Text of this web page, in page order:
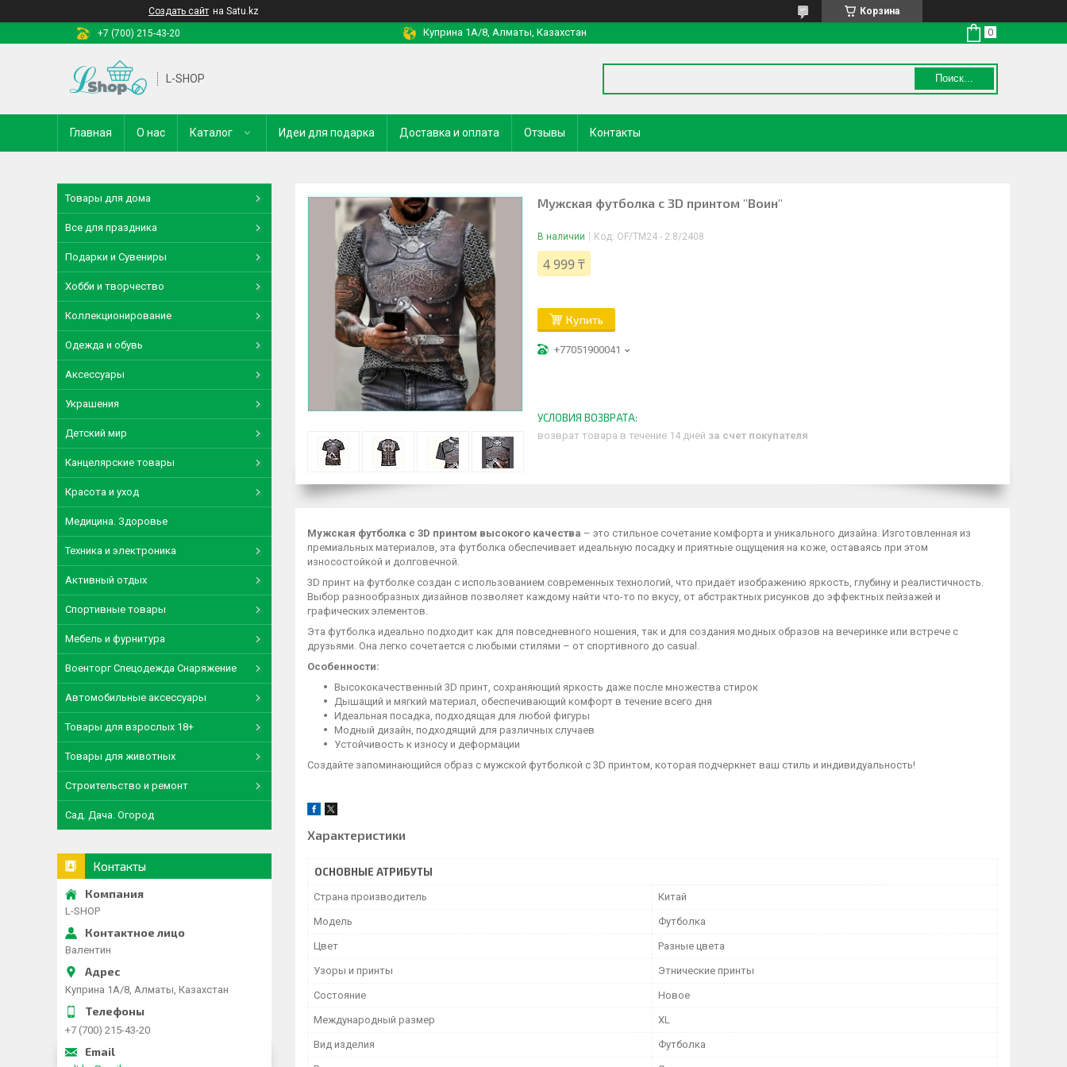
Создать сайт на Satu.kz
Корзина
+7 (700) 215-43-20
Куприна 1A/8, Алматы, Казахстан
L-SHOP Поиск...
Главная О нас Каталог Идеи для подарка Доставка и оплата Отзывы Контакты
Мужская футболка с 3D принтом "Воин"
В наличии Код: OF/TM24 - 2.8/2408
4 999 ₸
Купить
+77051900041
возврат товара в течение 14 дней за счет покупателя
Мужская футболка с 3D принтом высокого качества – это стильное сочетание комфорта и уникального дизайна. Изготовленная из
премиальных материалов, эта футболка обеспечивает идеальную посадку и приятные ощущения на коже, оставаясь при этом
износостойкой и долговечной.
3D принт на футболке создан с использованием современных технологий, что придаёт изображению яркость, глубину и реалистичность.
Выбор разнообразных дизайнов позволяет каждому найти что-то по вкусу, от абстрактных рисунков до эффектных пейзажей и
графических элементов.
Эта футболка идеально подходит как для повседневного ношения, так и для создания модных образов на вечеринке или встрече с
друзьями. Она легко сочетается с любыми стилями – от спортивного до casual.
Особенности:
Высококачественный 3D принт, сохраняющий яркость даже после множества стирок
Дышащий и мягкий материал, обеспечивающий комфорт в течение всего дня
Идеальная посадка, подходящая для любой фигуры
Модный дизайн, подходящий для различных случаев
Устойчивость к износу и деформации
Создайте запоминающийся образ с мужской футболкой с 3D принтом, которая подчеркнет ваш стиль и индивидуальность!
Характеристики
ОСНОВНЫЕ АТРИБУТЫ
Страна производитель Китай
Мoдель Футболка
Цвет Разные цвета
Узоры и принты Этнические принты
Состояние Новое
Международный размер XL
Вид изделия Футболка
Товары для дома
Все для праздника
Подарки и Сувениры
Хобби и творчество
Коллекционирование
Одежда и обувь
Аксессуары
Украшения
Детский мир
Канцелярские товары
Красота и уход
Медицина. Здоровье
Техника и электроника
Активный отдых
Спортивные товары
Мебель и фурнитура
Военторг Спецодежда Снаряжение
Автомобильные аксессуары
Товары для взрослых 18+
Товары для животных
Строительство и ремонт
Сад. Дача. Огород
Контакты
L-SHOP
Валентин
Куприна 1A/8, Алматы, Казахстан
+7 (700) 215-43-20